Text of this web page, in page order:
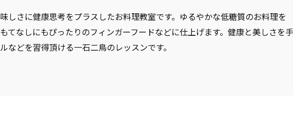
しさに健康思考をプラスしたお料理教室です。ゆるやかな低糖質のお料理を
てなしにもぴったりのフィンガーフードなどに仕上げます。健康と美しさを
などを習得頂ける一石二鳥のレッスンです。